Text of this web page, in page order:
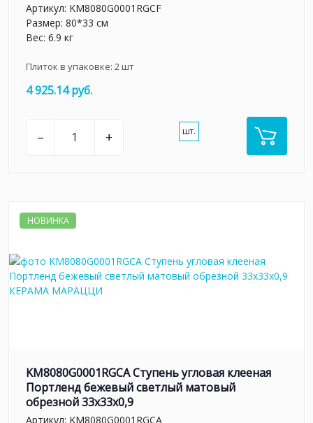
Артикул: KM8080G0001RGCF
Размер: 80*33 см
Вес: 6.9 кг
Плиток в упаковке: 2шт
4 925.14 руб.
– + шт.
НОВИНКА
KM8080G0001RGCA Ступень угловая клееная
Портленд бежевый светлый матовый
обрезной 33x33x0,9
Артикул: KM8080G0001RGCA